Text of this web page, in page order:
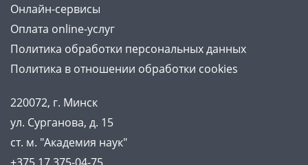
Онлайн-сервисы
Оплата online-услуг
Политика обработки персональных данных
Политика в отношении обработки cookies
220072, г. Минск
ул. Сурганова, д. 15
ст. м. "Академия наук"
+375 17 375-04-75